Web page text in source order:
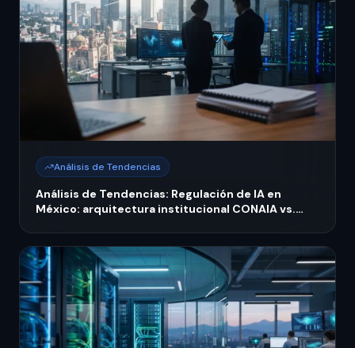
Análisis de Tendencias
Análisis de Tendencias: Regulación de IA en
México: arquitectura institucional CONAIA vs.